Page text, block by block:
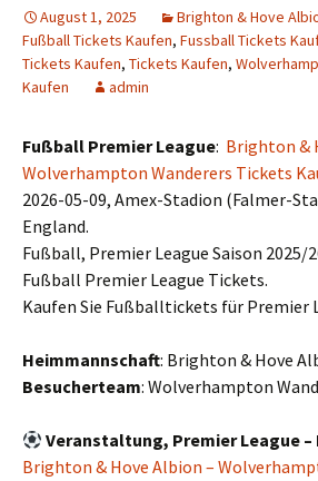
August 1, 2025 Brighton & Hove
Fußball Tickets Kaufen, Fussball Tickets
Tickets Kaufen, Tickets Kaufen,
Kaufen
admin
Fußball Premier League: Brighton &
Wolverhampton Wanderers Tickets
2026-05-09, Amex-Stadion (Falmer-
England.
Fußball, Premier League Saison 2025/
Fußball Premier League Tickets.
Kaufen Sie Fußballtickets für Premier
Heimmannschaft: Brighton & Hove
Besucherteam: Wolverhampton
Veranstaltung, Premier League
Brighton & Hove Albion –